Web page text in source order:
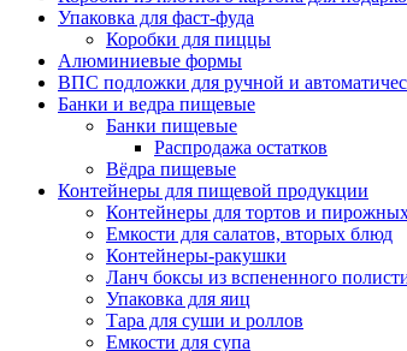
Упаковка для фаст-фуда
Коробки для пиццы
Алюминиевые формы
ВПС подложки для ручной и
Банки и ведра пищевые
Банки пищевые
Распродажа остатков
Вёдра пищевые
Контейнеры для пищевой продукции
Контейнеры для тортов и
Емкости для салатов, вторых блюд
Контейнеры-ракушки
Ланч боксы из вспененного
Упаковка для яиц
Тара для суши и роллов
Емкости для супа